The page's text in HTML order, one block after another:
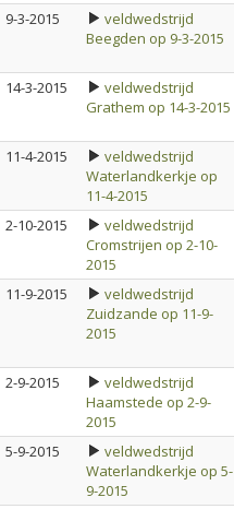
9-3-2015
veldwedstrijd
Beegden op 9-3-2015
14-3-2015
veldwedstrijd
Grathem op 14-3-2015
11-4-2015
veldwedstrijd
Waterlandkerkje op
11-4-2015
2-10-2015
veldwedstrijd
Cromstrijen op 2-10-
2015
11-9-2015
veldwedstrijd
Zuidzande op 11-9-
2015
2-9-2015
veldwedstrijd
Haamstede op 2-9-
2015
5-9-2015
veldwedstrijd
Waterlandkerkje op 5-
9-2015